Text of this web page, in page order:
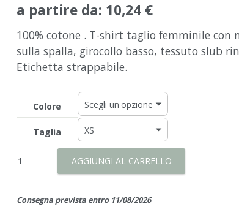
a partire da: 10,24 €
100% cotone . T-shirt taglio femminile con
sulla spalla, girocollo basso, tessuto slub
Etichetta strappabile.
Colore
Taglia
T-
shirt
Donna
AGGIUNGI AL CARRELLO
Consegna prevista entro 11/08/2026